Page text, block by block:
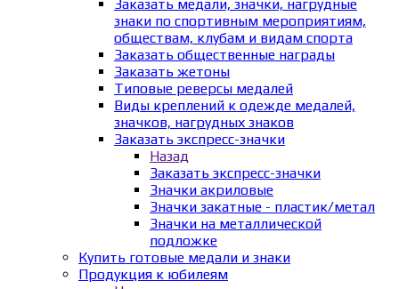
Заказать медали, значки, нагрудные
знаки по спортивным мероприятиям,
обществам, клубам и видам спорта
Заказать общественные награды
Заказать жетоны
Типовые реверсы медалей
Виды креплений к одежде медалей,
значков, нагрудных знаков
Заказать экспресс-значки
Назад
Заказать экспресс-значки
Значки акриловые
Значки закатные - пластик/метал
Значки на металлической
подложке
Купить готовые медали и знаки
Продукция к юбилеям